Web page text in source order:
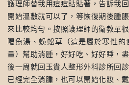
護理師替我用痘痘貼貼著，告訴我
開始溫敷就可以了，等恢復期後腫
來比較均勻。按照護理師的衛教單
喝魚湯、蜈蚣草（這是屬於寒性的
量）幫助消腫，好好吃、好好睡，
後一周就回玉貴人整形外科診所回
已經完全消腫，也可以開始化妝、